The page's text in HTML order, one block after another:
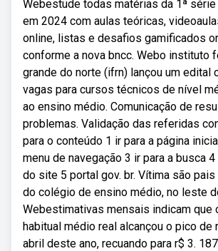
Webestude todas matérias da 1ª
em 2024 com aulas teóricas,
online, listas e desafios gamificados
conforme a nova bncc. Webo instituto
grande do norte (ifrn) lançou um edital
vagas para cursos técnicos de nível
ao ensino médio. Comunicação de
problemas. Validação das referidas
para o conteúdo 1 ir para a página
menu de navegação 3 ir para a busca
do site 5 portal gov. br. Vítima são
do colégio de ensino médio, no leste
Webestimativas mensais indicam que
habitual médio real alcançou o pico de
abril deste ano, recuando para r$ 3.